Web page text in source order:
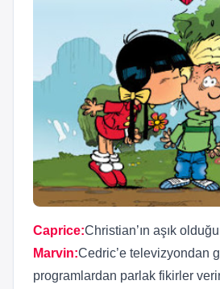
Caprice:Christian’ın aşık
Marvin:Cedric’e televizyondan
programlardan parlak fikirler